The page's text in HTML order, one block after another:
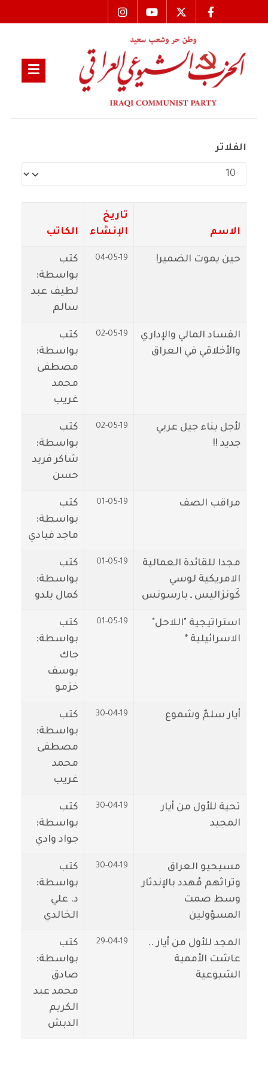
الفلاتر
عدد الإظهارات:
الاسم
تاريخ
الإنشاء
الكاتب
حين يموت الضمير! 04-05-19
كتب
بواسطة:
لطيف عبد
سالم
الفساد المالي والإداري
والأخلاقي في العراق
02-05-19
كتب
بواسطة:
مصطفى
محمد
غريب
لأجل بناء جيل عربي
جديد !!
02-05-19
كتب
بواسطة:
شاكر فريد
حسن
مراقب الصف 01-05-19
كتب
بواسطة:
ماجد فيادي
مجدا للقائدة العمالية
الامريكية لوسي
كَونزاليس ـ بارسونس
01-05-19
كتب
بواسطة:
كمال يلدو
استراتيجية "اللاحل"
الاسرائيلية *
01-05-19
كتب
بواسطة:
جاك
يوسف
خزمو
أيار سلمٌ وشموع 30-04-19
كتب
بواسطة:
مصطفى
محمد
غريب
تحية للأول من أيار
المجيد
30-04-19
كتب
بواسطة:
جواد وادي
مسيحيو العراق
وتراثهم مُهدد بالإندثار
وسط صمت
المسؤولين
30-04-19
كتب
بواسطة:
د. علي
الخالدي
المجد للأول من أيار ..
عاشت الأممية
الشيوعية
29-04-19
كتب
بواسطة:
صادق
محمد عبد
الكريم
الدبش